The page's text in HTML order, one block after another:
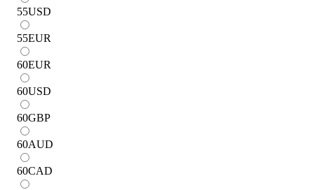
55USD
55EUR
60EUR
60USD
60GBP
60AUD
60CAD